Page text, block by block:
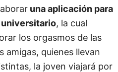
una aplicación para
, la cual
los orgasmos de las
amigas, quienes llevan
la joven viajará por